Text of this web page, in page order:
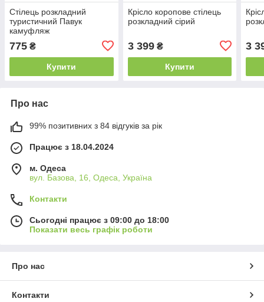
Стілець розкладний
туристичний Павук
камуфляж
775 ₴
Купити
Крісло коропове стілець
розкладний сірий
3 399₴
Купити
3
Про нас
99% позитивних з 84 відгуків за рік
Працює з 18.04.2024
м. Одеса
вул. Базова, 16, Одеса, Україна
Контакти
Сьогодні працює з 09:00 до 18:00
Показати весь графік роботи
Про нас
Контакти